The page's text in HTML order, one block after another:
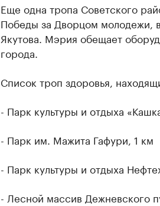
Еще одна тропа Советского
Победы за Дворцом молодежи,
Якутова. Мэрия обещает
города.
Список троп здоровья,
- Парк культуры и отдыха
- Парк им. Мажита Гафури, 1 км
- Парк культуры и отдыха
- Лесной массив Дежневского